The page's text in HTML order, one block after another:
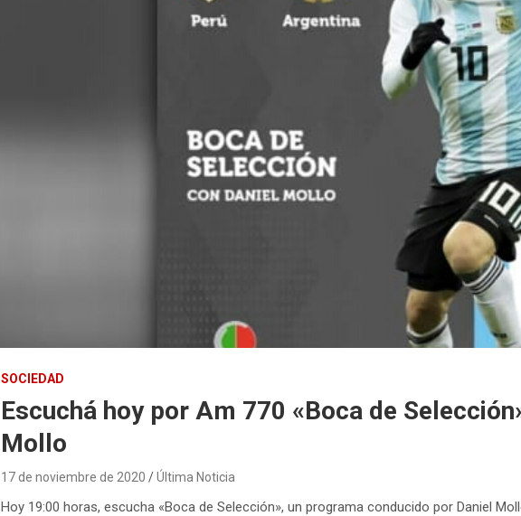
SOCIEDAD
Escuchá hoy por Am 770 «Boca de
Mollo
17 de noviembre de 2020 Última Noticia
Hoy 19:00 horas, escucha «Boca de Selección», un programa conducido por Daniel